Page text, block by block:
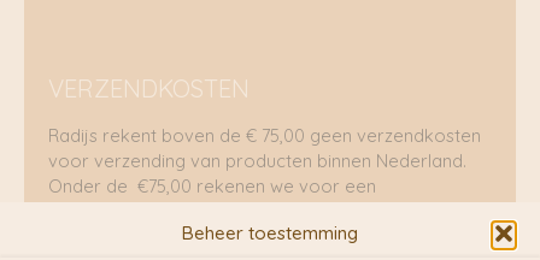
Beheer toestemming
VERZENDKOSTEN
Radijs rekent boven de € 75,00 geen verzendkosten
voor verzending van producten binnen Nederland.
Onder de €75,00 rekenen we voor een